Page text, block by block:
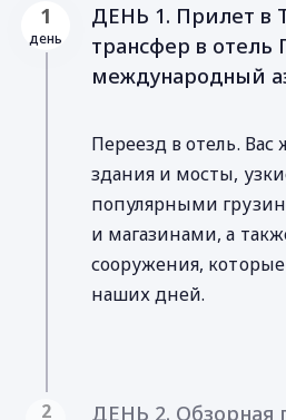
1
день
ДЕНЬ 1. Прилет в
трансфер в
международный
Переезд в отель.
здания и мосты,
популярными
и магазинами, а
сооружения,
наших дней.
2
ДЕНЬ 2. Обзорная